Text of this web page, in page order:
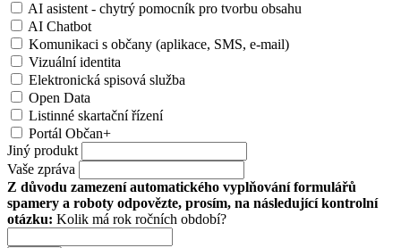
AI asistent - chytrý pomocník pro tvorbu obsahu
AI Chatbot
Komunikaci s občany (aplikace, SMS, e-mail)
Vizuální identita
Elektronická spisová služba
Open Data
Listinné skartační řízení
Portál Občan+
Jiný produkt
Vaše zpráva
Z důvodu zamezení automatického vyplňování formulářů
spamery a roboty odpovězte, prosím, na následující kontrolní
otázku: Kolik má rok ročních období?